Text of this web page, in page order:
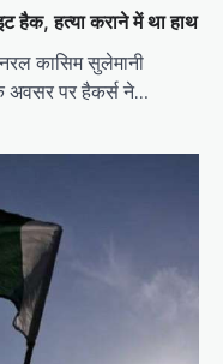
हैक, हत्या कराने में था हाथ
कासिम सुलेमानी
अवसर पर हैकर्स ने…